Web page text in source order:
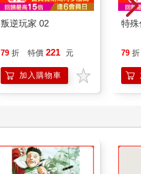
叛逆玩家 02
79 折 特價 221 元
加入購物車
特
79 折